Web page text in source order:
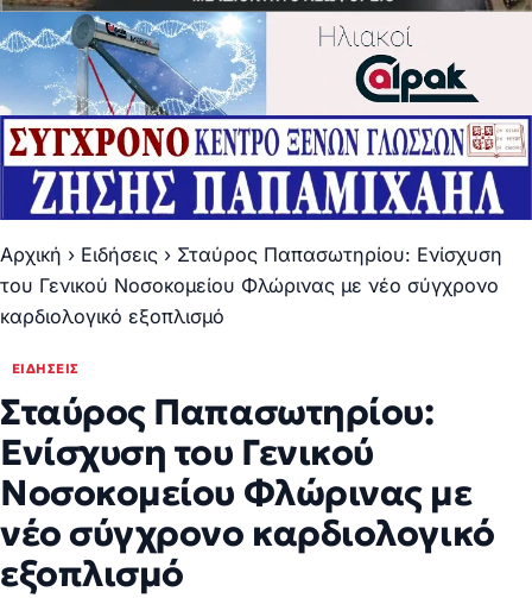
Αρχική › Ειδήσεις › Σταύρος Παπασωτηρίου: Ενίσχυση
του Γενικού Νοσοκομείου Φλώρινας με νέο σύγχρονο
καρδιολογικό εξοπλισμό
ΕΙΔΉΣΕΙΣ
Σταύρος Παπασωτηρίου:
Ενίσχυση του Γενικού
Νοσοκομείου Φλώρινας με
νέο σύγχρονο καρδιολογικό
εξοπλισμό